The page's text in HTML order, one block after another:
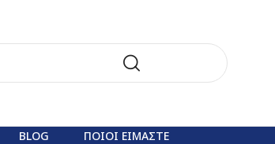
BLOG
ΠΟΙΟΙ ΕΙΜΑΣΤΕ